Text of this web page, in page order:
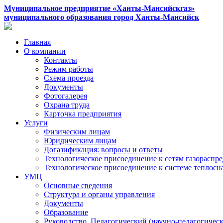
Муниципальное предприятие «Ханты-Мансийскгаз»
муниципального образования город Ханты-Мансийск
Главная
О компании
Контакты
Режим работы
Схема проезда
Документы
Фотогалерея
Охрана труда
Карточка предприятия
Услуги
Физическим лицам
Юридическим лицам
Догазификация: вопросы и ответы
Технологическое присоединение к сетям
Технологическое присоединение к системе
УМЦ
Основные сведения
Структура и органы управления
Документы
Образование
Руководство. Педагогический (научно-